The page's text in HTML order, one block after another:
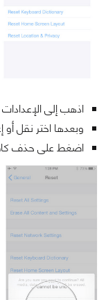
اذهب إلى
وبعدها اختر نقل أو
اضغط على حذف